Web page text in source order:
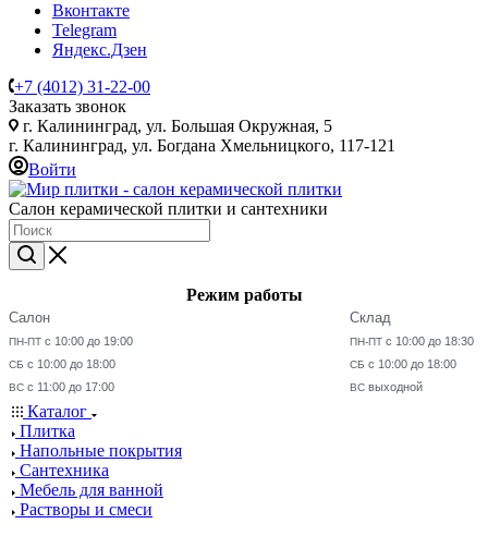
Вконтакте
Telegram
Яндекс.Дзен
+7 (4012) 31-22-00
Заказать звонок
г. Калининград, ул. Большая Окружная, 5
г. Калининград, ул. Богдана Хмельницкого, 117-121
Войти
Салон керамической плитки и сантехники
Режим работы
Салон
ПН-ПТ с 10:00 до 19:00
СБ с 10:00 до 18:00
ВС с 11:00 до 17:00
Склад
ПН-ПТ с 10:00 до 18:30
СБ с 10:00 до 18:00
ВС выходной
Каталог
Плитка
Напольные покрытия
Сантехника
Мебель для ванной
Растворы и смеси